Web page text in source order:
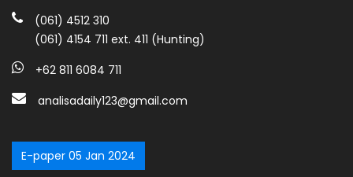
(061) 4512 310
(061) 4154 711 ext. 411 (Hunting)
+62 811 6084 711
analisadaily123@gmail.com
E-paper 05 Jan 2024